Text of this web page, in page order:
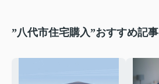
”八代市住宅購入”おすすめ記事